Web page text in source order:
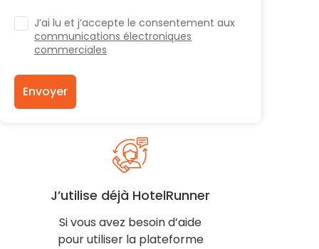
J’ai lu et j’accepte le consentement aux
communications électroniques
commerciales
Envoyer
J’utilise déjà HotelRunner
Si vous avez besoin d’aide
pour utiliser la plateforme